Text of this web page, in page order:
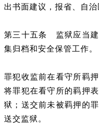
出书面建议，报省、自
第三十五条 监狱应当建
集归档和安全保管工作。
罪犯收监前在看守所羁
将罪犯在看守所的羁押
狱；送交前未被羁押的
送交监狱。